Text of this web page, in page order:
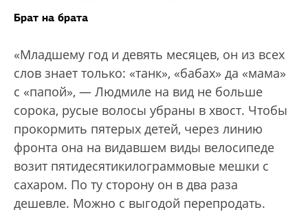
Брат на брата
«Младшему год и девять месяцев, он из всех
слов знает только: «танк», «бабах» да «мама»
с «папой», — Людмиле на вид не больше
сорока, русые волосы убраны в хвост. Чтобы
прокормить пятерых детей, через линию
фронта она на видавшем виды велосипеде
возит пятидесятикилограммовые мешки с
сахаром. По ту сторону он в два раза
дешевле. Можно с выгодой перепродать.